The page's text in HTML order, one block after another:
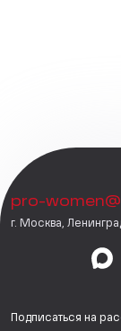
pro-
г. Москва,
Подписаться на